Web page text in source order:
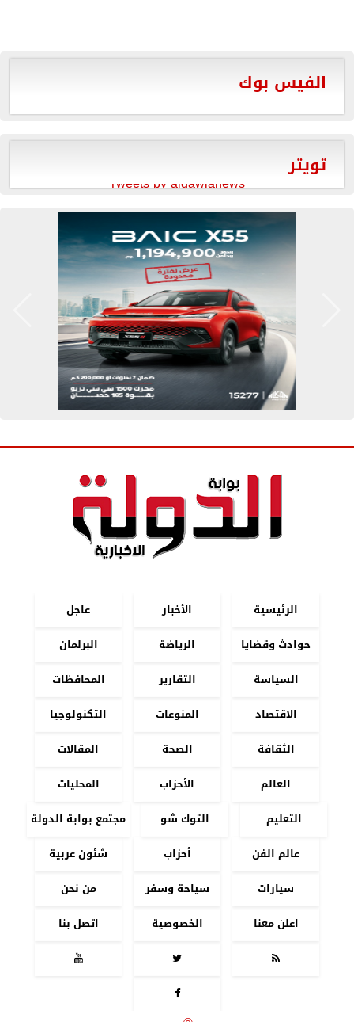
الفيس بوك
تويتر
Tweets by aldawlanews
الرئيسية الأخبار
عاجل
حوادث وقضايا
الرياضة
البرلمان
السياسة
التقارير
المحافظات
الاقتصاد
المنوعات
التكنولوجيا
الثقافة
الصحة
المقالات
العالم
الأحزاب
المحليات
التعليم
التوك شو
مجتمع بوابة الدولة
عالم الفن
أحزاب
شئون عربية
سيارات
سياحة وسفر
من نحن
اعلن معنا
الخصوصية
اتصل بنا



